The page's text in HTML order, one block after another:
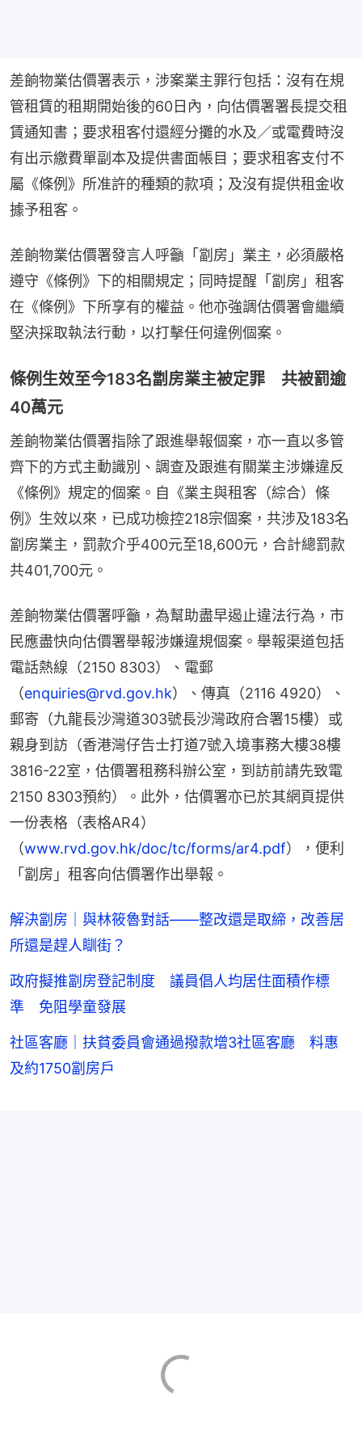
差餉物業估價署表示，涉案業主罪行包括：沒有在規
管租賃的租期開始後的60日內，向估價署署長提交租
賃通知書；要求租客付還經分攤的水及／或電費時沒
有出示繳費單副本及提供書面帳目；要求租客支付不
屬《條例》所准許的種類的款項；及沒有提供租金收
據予租客。
差餉物業估價署發言人呼籲「劏房」業主，必須嚴格
遵守《條例》下的相關規定；同時提醒「劏房」租客
在《條例》下所享有的權益。他亦強調估價署會繼續
堅決採取執法行動，以打擊任何違例個案。
條例生效至今183名劏房業主被定罪 共被罰逾
40萬元
差餉物業估價署指除了跟進舉報個案，亦一直以多管
齊下的方式主動識別、調查及跟進有關業主涉嫌違反
《條例》規定的個案。自《業主與租客（綜合）條
例》生效以來，已成功檢控218宗個案，共涉及183名
劏房業主，罰款介乎400元至18,600元，合計總罰款
共401,700元。
差餉物業估價署呼籲，為幫助盡早遏止違法行為，市
民應盡快向估價署舉報涉嫌違規個案。舉報渠道包括
電話熱線（2150 8303）、電郵
（enquiries@rvd.gov.hk）、傳真（2116 4920）、
郵寄（九龍長沙灣道303號長沙灣政府合署15樓）或
親身到訪（香港灣仔告士打道7號入境事務大樓38樓
3816-22室，估價署租務科辦公室，到訪前請先致電
2150 8303預約）。此外，估價署亦已於其網頁提供
一份表格（表格AR4）
（www.rvd.gov.hk/doc/tc/forms/ar4.pdf），便利
「劏房」租客向估價署作出舉報。
解決劏房｜與林筱魯對話——整改還是取締，改善居
所還是趕人瞓街？
政府擬推劏房登記制度 議員倡人均居住面積作標
準 免阻學童發展
社區客廳｜扶貧委員會通過撥款增3社區客廳 料惠
及約1750劏房戶